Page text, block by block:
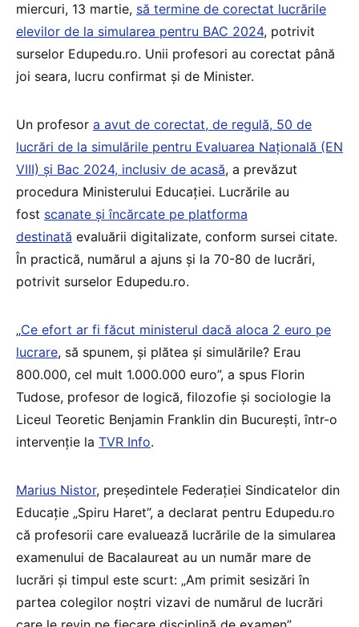
miercuri, 13 martie, să termine de corectat lucrările
elevilor de la simularea pentru BAC 2024, potrivit
surselor Edupedu.ro. Unii profesori au corectat până
joi seara, lucru confirmat și de Minister.
Un profesor a avut de corectat, de regulă, 50 de
lucrări de la simulările pentru Evaluarea Națională (EN
VIII) și Bac 2024, inclusiv de acasă, a prevăzut
procedura Ministerului Educației. Lucrările au
fost scanate și încărcate pe platforma
destinată evaluării digitalizate, conform sursei citate.
În practică, numărul a ajuns și la 70-80 de lucrări,
potrivit surselor Edupedu.ro.
„Ce efort ar fi făcut ministerul dacă aloca 2 euro pe
lucrare, să spunem, și plătea și simulările? Erau
800.000, cel mult 1.000.000 euro”, a spus Florin
Tudose, profesor de logică, filozofie și sociologie la
Liceul Teoretic Benjamin Franklin din București, într-o
intervenție la TVR Info.
Marius Nistor, președintele Federației Sindicatelor din
Educație „Spiru Haret”, a declarat pentru Edupedu.ro
că profesorii care evaluează lucrările de la simularea
examenului de Bacalaureat au un număr mare de
lucrări și timpul este scurt: „Am primit sesizări în
partea colegilor noștri vizavi de numărul de lucrări